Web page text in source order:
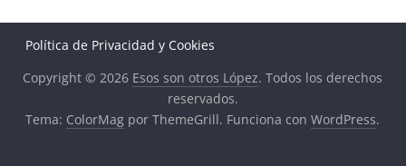
Política de Privacidad y Cookies
Copyright © 2026 Esos son otros López. Todos los derechos
reservados.
Tema: ColorMag por ThemeGrill. Funciona conWordPress.